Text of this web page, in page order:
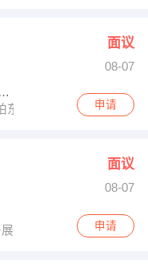
面议
08-07
广州市立诺知识产权代理有限公司
东街20号联鸣商贸中心
申请
面议
08-07
望数码广场23A层01室
申请